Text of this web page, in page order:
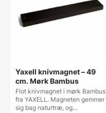
Yaxell knivmagnet – 49
cm. Mørk Bambus
Flot knivmagnet i mørk Bambus
fra YAXELL. Magneten gemmer
sig bag naturtræ, og…